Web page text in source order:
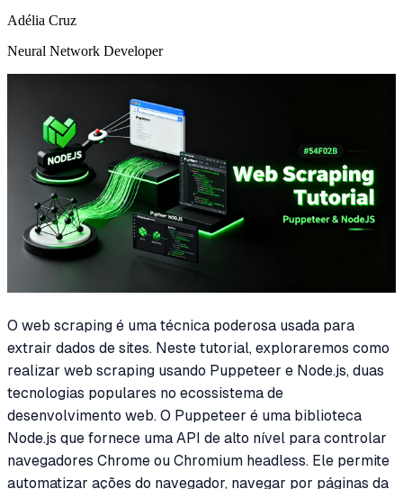
Adélia Cruz
Neural Network Developer
O web scraping é uma técnica poderosa usada para
extrair dados de sites. Neste tutorial, exploraremos como
realizar web scraping usando Puppeteer e Node.js, duas
tecnologias populares no ecossistema de
desenvolvimento web. O Puppeteer é uma biblioteca
Node.js que fornece uma API de alto nível para controlar
navegadores Chrome ou Chromium headless. Ele permite
automatizar ações do navegador, navegar por páginas da